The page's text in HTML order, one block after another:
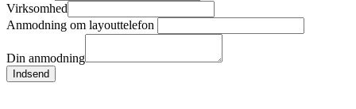
Virksomhed
Anmodning om layouttelefon
Din anmodning
Indsend